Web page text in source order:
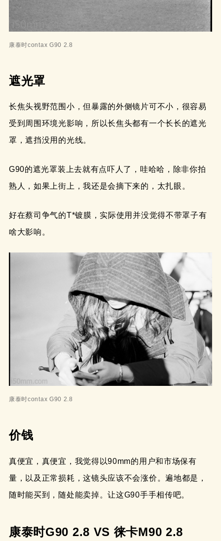
康泰时contax G90 2.8
遮光罩
长焦头视野范围小，但暴露的外侧镜片可不小，很容易
受到周围环境光影响，所以长焦头都有一个长长的遮光
罩，遮挡没用的光线。
G90的遮光罩装上去就有点吓人了，哇哈哈，除非你拍
熟人，如果上街上，我还是会摘下来的，太扎眼。
好在蔡司争气的T*镀膜，实际使用并没觉得不带罩子有
啥大影响。
康泰时contax G90 2.8
价钱
真便宜，真便宜，我觉得以90mm的用户和市场保有
量，以及正常损耗，这镜头应该不会涨价。遍地都是，
随时能买到，随处能卖掉。让这G90手手相传吧。
康泰时G90 2.8 VS 徕卡M90 2.8